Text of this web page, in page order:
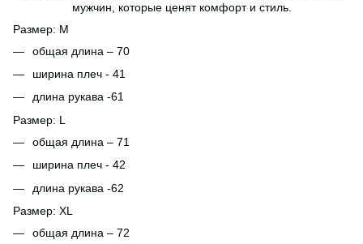
мужчин, которые ценят комфорт и стиль.
Размер: M
общая длина – 70
ширина плеч - 41
длина рукава -61
Размер: L
общая длина – 71
ширина плеч - 42
длина рукава -62
Размер: XL
общая длина – 72